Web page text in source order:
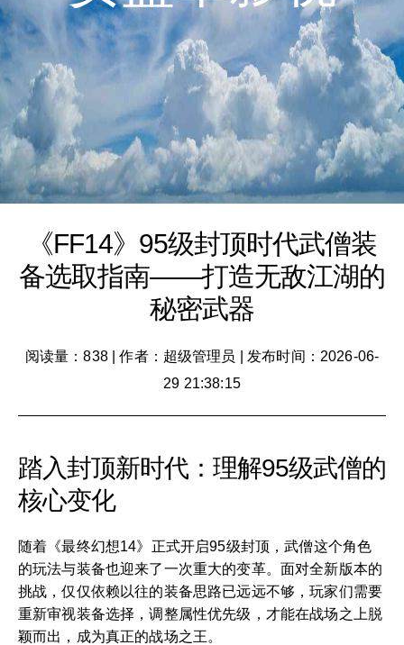
《FF14》95级封顶时代武僧装
备选取指南——打造无敌江湖的
秘密武器
阅读量：838|作者：超级管理员
发布时间：2026-06-
29 21:38:15
踏入封顶新时代：理解95级武僧的
核心变化
随着《最终幻想14》正式开启95级封顶，武僧这个角色
的玩法与装备也迎来了一次重大的变革。面对全新版本的
挑战，仅仅依赖以往的装备思路已远远不够，玩家们需要
重新审视装备选择，调整属性优先级，才能在战场之上脱
颖而出，成为真正的战场之王。